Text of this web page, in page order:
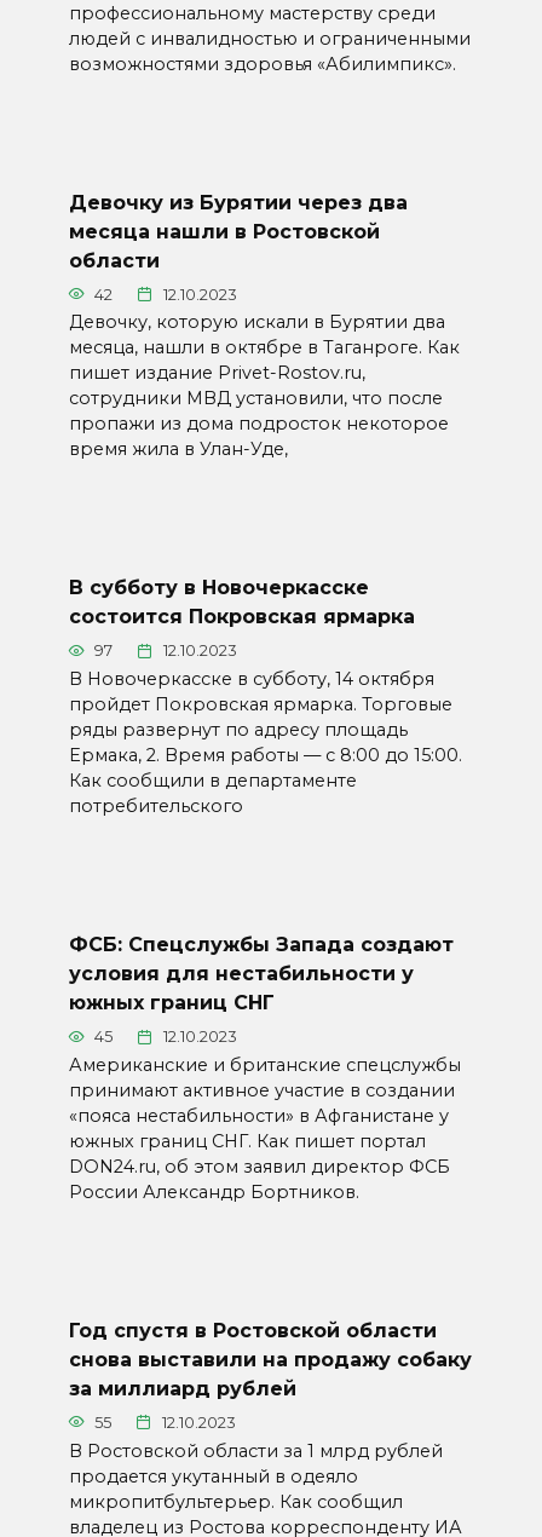
профессиональному мастерству среди
людей с инвалидностью и ограниченными
возможностями здоровья «Абилимпикс».
Девочку из Бурятии через два
месяца нашли в Ростовской
области
42 12.10.2023
Девочку, которую искали в Бурятии два
месяца, нашли в октябре в Таганроге. Как
пишет издание Privet-Rostov.ru,
сотрудники МВД установили‚ что после
пропажи из дома подросток некоторое
время жила в Улан-Уде‚
В субботу в Новочеркасске
состоится Покровская ярмарка
97 12.10.2023
В Новочеркасске в субботу, 14 октября
пройдет Покровская ярмарка. Торговые
ряды развернут по адресу площадь
Ермака, 2. Время работы — с 8:00 до 15:00.
Как сообщили в департаменте
потребительского
ФСБ: Спецслужбы Запада создают
условия для нестабильности у
южных границ СНГ
45 12.10.2023
Американские и британские спецслужбы
принимают активное участие в создании
«пояса нестабильности» в Афганистане у
южных границ СНГ. Как пишет портал
DON24.ru, об этом заявил директор ФСБ
России Александр Бортников.
Год спустя в Ростовской области
снова выставили на продажу собаку
за миллиард рублей
55 12.10.2023
В Ростовской области за 1 млрд рублей
продается укутанный в одеяло
микропитбультерьер. Как сообщил
владелец из Ростова корреспонденту ИА